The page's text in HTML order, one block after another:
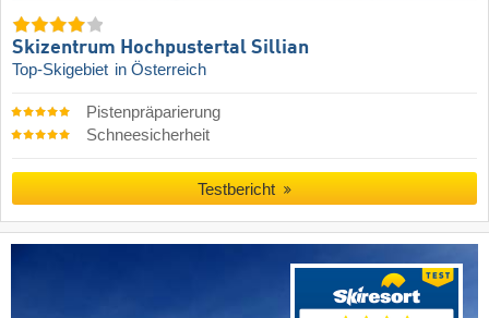
Skizentrum Hochpustertal Sillian
Top-Skigebiet in Österreich
Pistenpräparierung
Schneesicherheit
Testbericht